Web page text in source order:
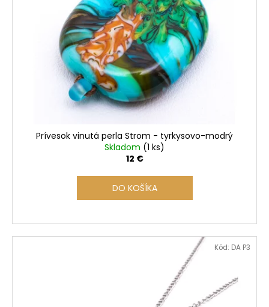
Prívesok vinutá perla Strom - tyrkysovo-modrý
Skladom (1 ks)
12 €
DO KOŠÍKA
Kód: DA P3